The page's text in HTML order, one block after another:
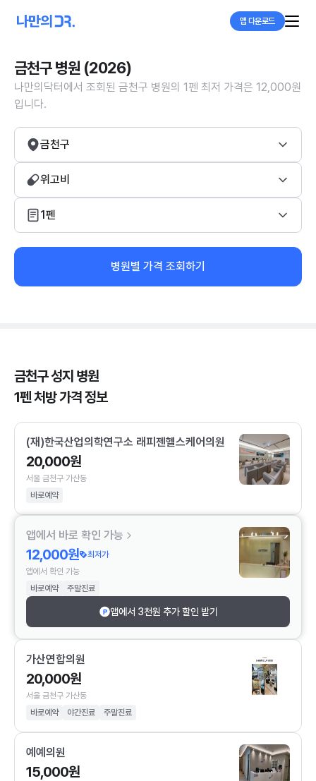
앱 다운로드
금천구 병원 (2026)
나만의닥터에서 조회된 금천구 병원의 1펜 최저 가격은 12,000원
입니다.
금천구
위고비
1펜
병원별 가격 조회하기
금천구 성지 병원
1펜 처방 가격 정보
(재)한국산업의학연구소 래피젠헬스케어의원
20,000원
서울 금천구 가산동
바로예약
앱에서 바로 확인 가능
12,000원
최저가
앱에서 확인 가능
바로예약
주말진료
앱에서 3천원 추가 할인 받기
가산연합의원
20,000원
서울 금천구 가산동
바로예약
야간진료 주말진료
예예의원
15,000원